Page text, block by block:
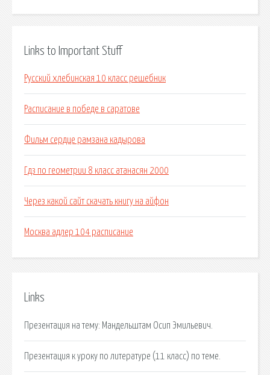
Links to Important Stuff
Русский хлебинская 10 класс решебник
Расписание в победе в саратове
Фильм сердце рамзана кадырова
Гдз по геометрии 8 класс атанасян 2000
Через какой сайт скачать книгу на айфон
Москва адлер 104 расписание
Links
Презентация на тему: Мандельштам Осип Эмильевич.
Презентация к уроку по литературе (11 класс) по теме.